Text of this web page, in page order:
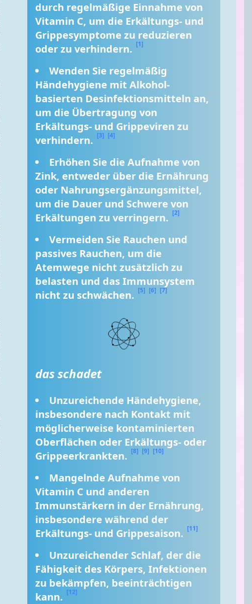
durch regelmäßige Einnahme von
Vitamin C, um die Erkältungs- und
Grippesymptome zu reduzieren
oder zu verhindern. [1]
Wenden Sie regelmäßig
Händehygiene mit Alkohol-
basierten Desinfektionsmitteln an,
um die Übertragung von
Erkältungs- und Grippeviren zu
verhindern. [3] [4]
Erhöhen Sie die Aufnahme von
Zink, entweder über die Ernährung
oder Nahrungsergänzungsmittel,
um die Dauer und Schwere von
Erkältungen zu verringern. [2]
Vermeiden Sie Rauchen und
passives Rauchen, um die
Atemwege nicht zusätzlich zu
belasten und das Immunsystem
nicht zu schwächen. [5] [6] [7]
das schadet
Unzureichende Händehygiene,
insbesondere nach Kontakt mit
möglicherweise kontaminierten
Oberflächen oder Erkältungs- oder
Grippeerkrankten. [8] [9] [10]
Mangelnde Aufnahme von
Vitamin C und anderen
Immunstärkern in der Ernährung,
insbesondere während der
Erkältungs- und Grippesaison. [11]
Unzureichender Schlaf, der die
Fähigkeit des Körpers, Infektionen
zu bekämpfen, beeinträchtigen
kann. [12]